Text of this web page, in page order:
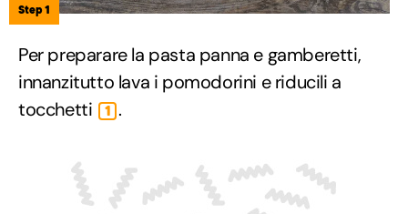
Step 1
Per preparare la pasta panna e gamberetti,
innanzitutto lava i pomodorini e riducili a
tocchetti
1 .